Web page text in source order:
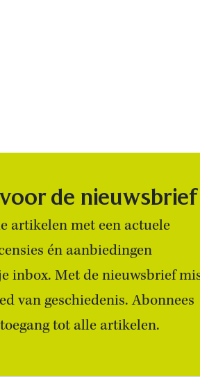
de nieuwsbrief
artikelen met een actuele
én aanbiedingen
inbox. Met de nieuwsbrief
van geschiedenis. Abonnees
tot alle artikelen.